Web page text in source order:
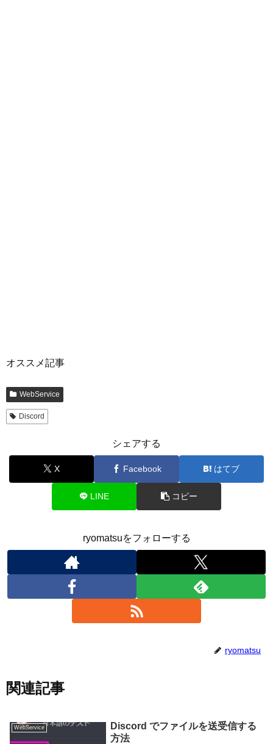
オススメ記事
WebService
Discord
シェアする
X Facebook はてブ
LINE コピー
ryomatsuをフォローする
ryomatsu
関連記事
WebService
Discord でファイルを送受信する
方法